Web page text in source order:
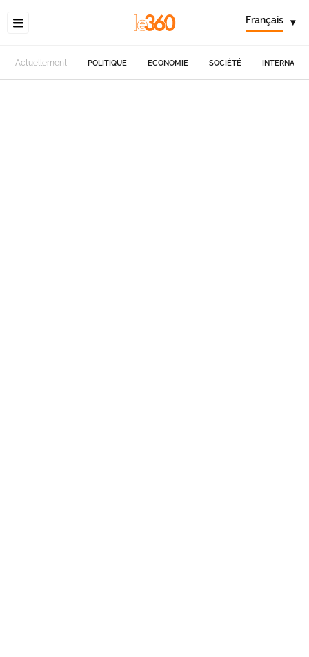
Français ▾
Actuellement POLITIQUE ECONOMIE SOCIÉTÉ